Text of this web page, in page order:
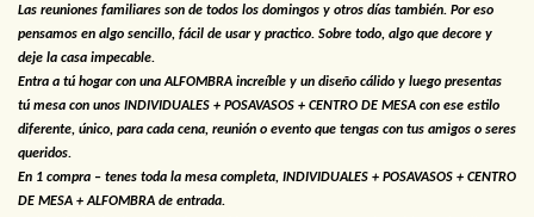
Las reuniones familiares son de todos los domingos y otros días también. Por eso
pensamos en algo sencillo, fácil de usar y practico. Sobre todo, algo que decore y
deje la casa impecable.
Entra a tú hogar con una ALFOMBRA increíble y un diseño cálido y luego presentas
tú mesa con unos INDIVIDUALES + POSAVASOS + CENTRO DE MESA con ese estilo
diferente, único, para cada cena, reunión o evento que tengas con tus amigos o seres
queridos.
En 1 compra – tenes toda la mesa completa, INDIVIDUALES + POSAVASOS + CENTRO
DE MESA + ALFOMBRA de entrada.